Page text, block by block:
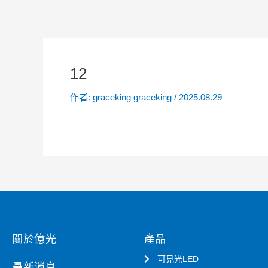
12
作者: graceking graceking / 2025.08.29
關於億光 產品
可見光LED